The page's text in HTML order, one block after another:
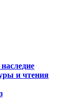
и чтения